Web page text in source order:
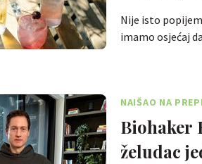
Nije isto
imamo osjećaj
NAIŠAO NA
Biohaker
želudac